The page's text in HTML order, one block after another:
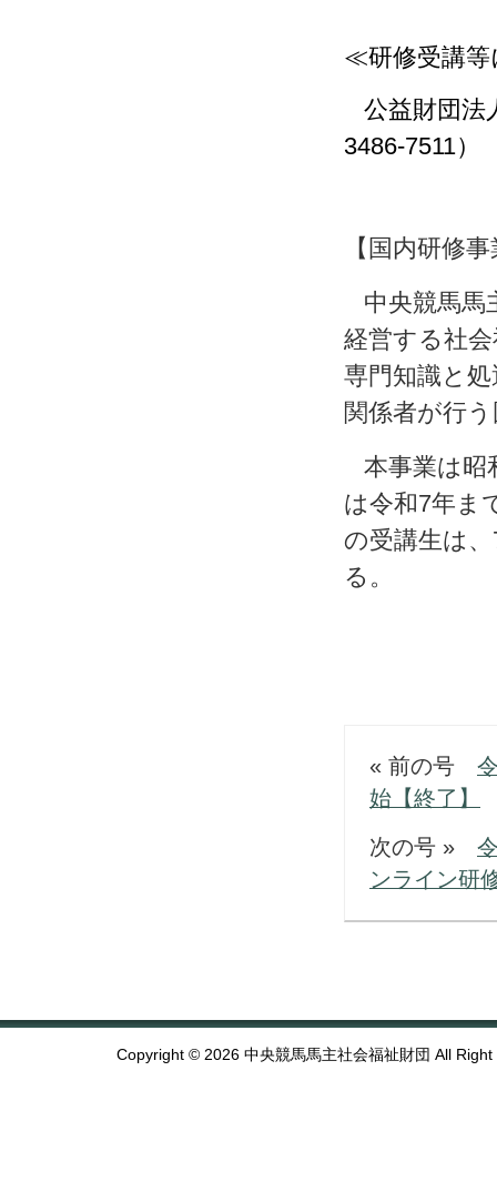
≪研修受講
公益財団法
3486-7511）
【国内研修
中央競馬馬
経営する社
専門知識と
関係者が行
本事業は昭
は令和7年ま
の受講生は
る。
« 前の号
始【終了】
次の号 »
ンライン研
Copyright © 2026 中央競馬馬主社会福祉財団 All